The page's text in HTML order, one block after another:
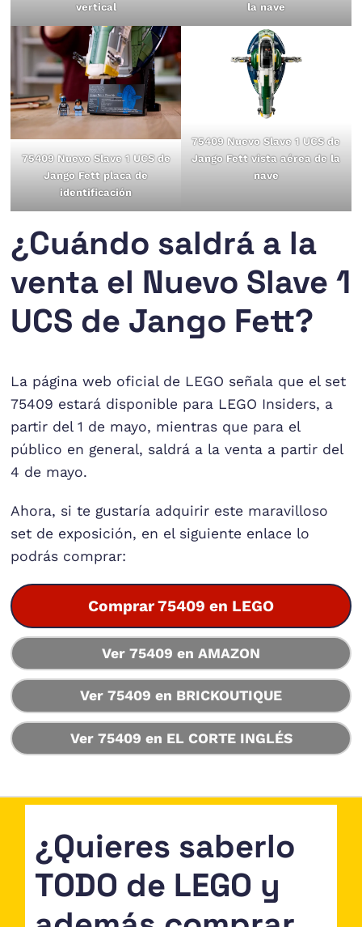
vertical
la nave
75409 Nuevo Slave 1 UCS de
Jango Fett placa de
identificación
75409 Nuevo Slave 1 UCS de
Jango Fett vista aérea de la
nave
¿Cuándo saldrá a la
venta el Nuevo Slave 1
UCS de Jango Fett?
La página web oficial de LEGO señala que el set
75409 estará disponible para LEGO Insiders, a
partir del 1 de mayo, mientras que para el
público en general, saldrá a la venta a partir del
4 de mayo.
Ahora, si te gustaría adquirir este maravilloso
set de exposición, en el siguiente enlace lo
podrás comprar:
Comprar 75409 en LEGO
Ver 75409 en AMAZON
Ver 75409 en BRICKOUTIQUE
Ver 75409 en EL CORTE INGLÉS
¿Quieres saberlo
TODO de LEGO y